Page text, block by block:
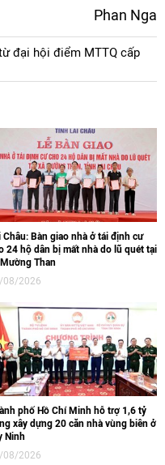
Phan Nga
đại hội điểm MTTQ cấp
Châu: Bàn giao nhà ở tái định cư
24 hộ dân bị mất nhà do lũ quét tại
Than
08/2026
phố Hồ Chí Minh hỗ trợ 1,6 tỷ
xây dựng 20 căn nhà vùng biên ở
Ninh
08/2026